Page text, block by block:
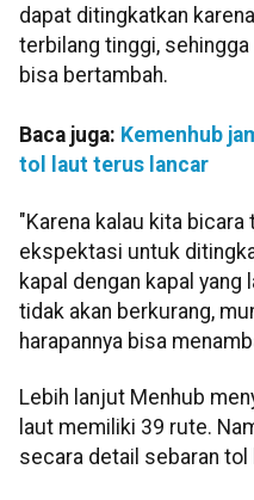
dapat ditingkatkan
terbilang tinggi, sehingga
bisa bertambah.
Baca juga: Kemenhub
tol laut terus lancar
"Karena kalau kita
ekspektasi untuk
kapal dengan kapal
tidak akan berkurang,
harapannya bisa
Lebih lanjut Menhub
laut memiliki 39 rute.
secara detail sebaran